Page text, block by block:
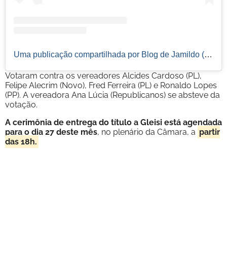
Uma publicação compartilhada por Blog de Jamildo (@blogdejamildo)
Votaram contra os vereadores Alcides Cardoso (PL),
Felipe Alecrim (Novo), Fred Ferreira (PL) e Ronaldo Lopes
(PP). A vereadora Ana Lúcia (Republicanos) se absteve da
votação.
A cerimônia de entrega do título a Gleisi está agendada
para o dia 27 deste mês, no plenário da Câmara, a partir
das 18h.